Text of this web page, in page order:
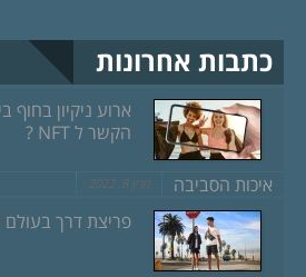
כתבות אחרונות
הקשר ל NFT ?
איכות הסביבה מרץ 8, 2022
פריצת דרך